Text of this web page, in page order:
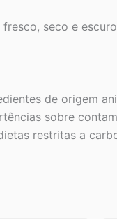
seco e
de origem
sobre
restritas a